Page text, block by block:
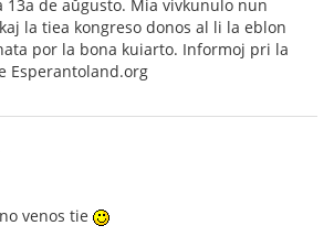
13a de aŭgusto. Mia vivkunulo nun
la tiea kongreso donos al li la eblon
por la bona kuiarto. Informoj pri la
Esperantoland.org
venos tie